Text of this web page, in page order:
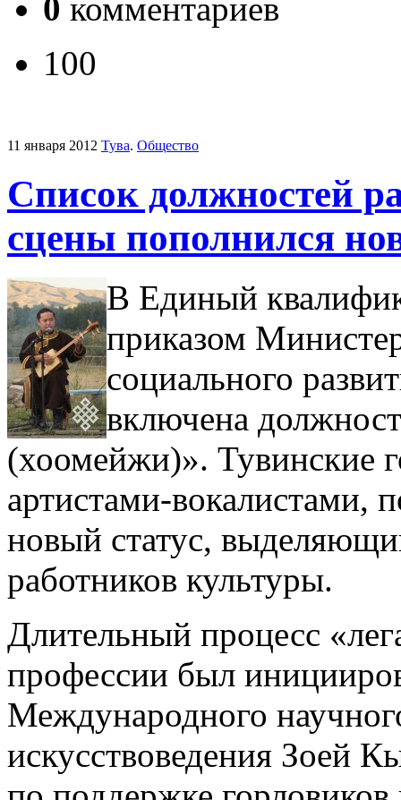
0 комментариев
100
11 января 2012 Тува. Общество
Список должностей
сцены пополнился
В Единый
приказом
социального
включена
(хоомейжи)». Тувинские
артистами-вокалистами,
новый статус,
работников культуры.
Длительный процесс
профессии был
Международного
искусствоведения Зоей